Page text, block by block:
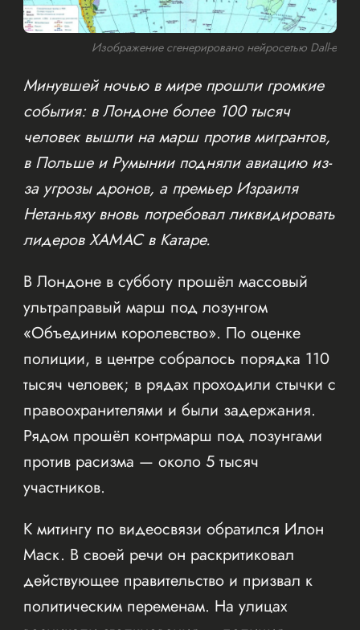
Изображение сгенерировано нейросетью Dall-e
Минувшей ночью в мире прошли громкие
события: в Лондоне более 100 тысяч
человек вышли на марш против мигрантов,
в Польше и Румынии подняли авиацию из-
за угрозы дронов, а премьер Израиля
Нетаньяху вновь потребовал ликвидировать
лидеров ХАМАС в Катаре.
В Лондоне в субботу прошёл массовый
ультраправый марш под лозунгом
«Объединим королевство». По оценке
полиции, в центре собралось порядка 110
тысяч человек; в рядах проходили стычки с
правоохранителями и были задержания.
Рядом прошёл контрмарш под лозунгами
против расизма — около 5 тысяч
участников.
К митингу по видеосвязи обратился Илон
Маск. В своей речи он раскритиковал
действующее правительство и призвал к
политическим переменам. На улицах